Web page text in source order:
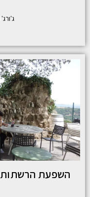
השפעת הרשתות